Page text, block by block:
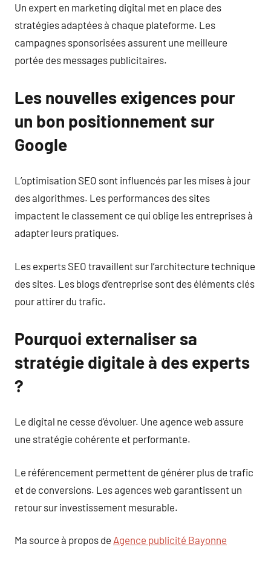
Un expert en marketing digital met en place des
stratégies adaptées à chaque plateforme. Les
campagnes sponsorisées assurent une meilleure
portée des messages publicitaires.
Les nouvelles exigences pour
un bon positionnement sur
Google
L’optimisation SEO sont influencés par les mises à jour
des algorithmes. Les performances des sites
impactent le classement ce qui oblige les entreprises à
adapter leurs pratiques.
Les experts SEO travaillent sur l’architecture technique
des sites. Les blogs d’entreprise sont des éléments clés
pour attirer du trafic.
Pourquoi externaliser sa
stratégie digitale à des experts
?
Le digital ne cesse d’évoluer. Une agence web assure
une stratégie cohérente et performante.
Le référencement permettent de générer plus de trafic
et de conversions. Les agences web garantissent un
retour sur investissement mesurable.
Ma source à propos de Agence publicité Bayonne